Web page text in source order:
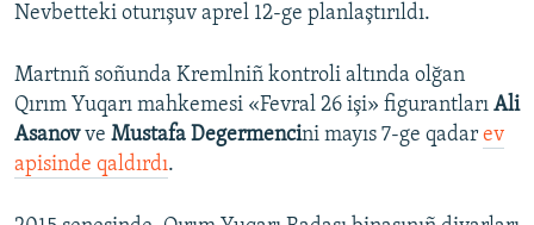
RFE/RS bütün saytları
Nevbetteki oturışuv aprel 12-ge planlaştırıldı.
Martnıñ soñunda Kremlniñ kontroli altında olğan
Qırım Yuqarı mahkemesi «Fevral 26 işi» figurantları Ali
Asanovve Mustafa Degermencini mayıs 7-ge qadar ev
apisinde qaldırdı.